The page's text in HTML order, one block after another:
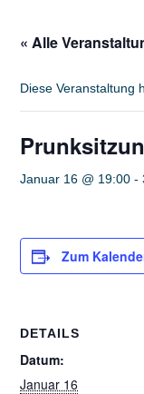
« Alle
Diese Veranstaltung
Januar 16 @ 19:00 -
Zum
DETAILS
Datum:
Januar 16